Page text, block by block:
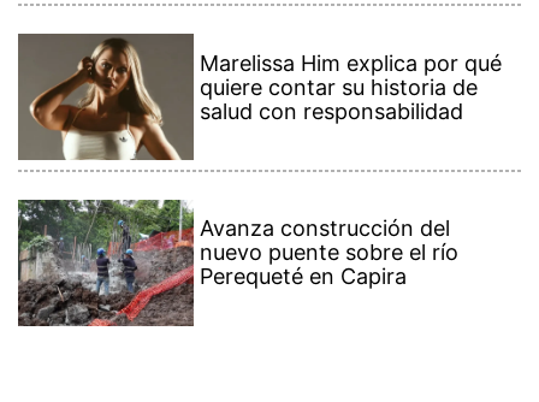
Marelissa Him explica por qué
quiere contar su historia de
salud con responsabilidad
Avanza construcción del
nuevo puente sobre el río
Perequeté en Capira